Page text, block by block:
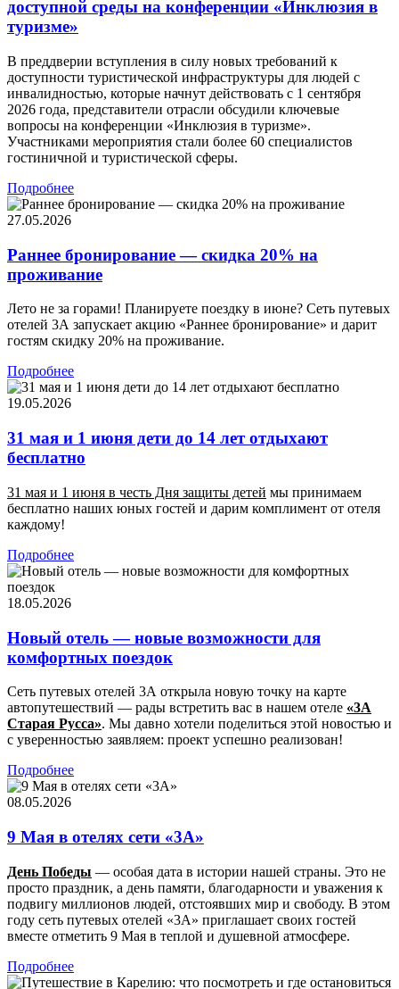
доступной среды на конференции «Инклюзия в
туризме»
В преддверии вступления в силу новых требований к
доступности туристической инфраструктуры для людей с
инвалидностью, которые начнут действовать с 1 сентября
2026 года, представители отрасли обсудили ключевые
вопросы на конференции «Инклюзия в туризме».
Участниками мероприятия стали более 60 специалистов
гостиничной и туристической сферы.
Подробнее
27.05.2026
Раннее бронирование — скидка 20% на
проживание
Лето не за горами! Планируете поездку в июне? Сеть путевых
отелей 3А запускает акцию «Раннее бронирование» и дарит
гостям скидку 20% на проживание.
Подробнее
19.05.2026
31 мая и 1 июня дети до 14 лет отдыхают
бесплатно
31 мая и 1 июня в честь Дня защиты детей мы принимаем
бесплатно наших юных гостей и дарим комплимент от отеля
каждому!
Подробнее
18.05.2026
Новый отель — новые возможности для
комфортных поездок
Сеть путевых отелей 3А открыла новую точку на карте
автопутешествий — рады встретить вас в нашем отеле «3А
Старая Русса». Мы давно хотели поделиться этой новостью и
с уверенностью заявляем: проект успешно реализован!
Подробнее
08.05.2026
9 Мая в отелях сети «3А»
День Победы — особая дата в истории нашей страны. Это не
просто праздник, а день памяти, благодарности и уважения к
подвигу миллионов людей, отстоявших мир и свободу. В этом
году сеть путевых отелей «3А» приглашает своих гостей
вместе отметить 9 Мая в теплой и душевной атмосфере.
Подробнее